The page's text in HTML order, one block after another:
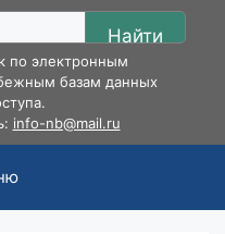
Найти
по электронным
базам данных
info-nb@mail.ru